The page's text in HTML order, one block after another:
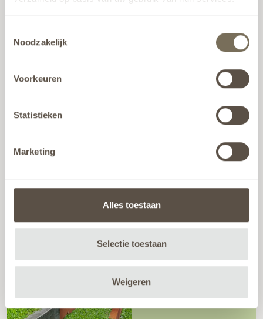
jehier.
Noodzakelijk
Voorkeuren
Statistieken
Marketing
Alles toestaan
Selectie toestaan
Weigeren
SET TOP EDGE
Available for all types
U-PROFILES